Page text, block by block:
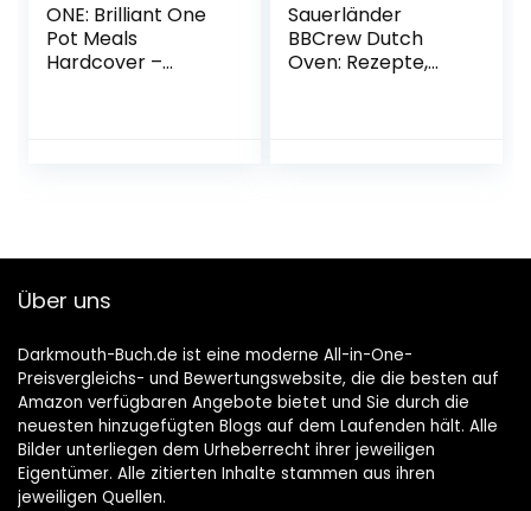
ONE: Brilliant One
Pot Meals
Hardcover –
Sauerländer
BBCrew Dutch
Oven: Rezepte,
Über uns
Darkmouth-Buch.de ist eine moderne All-in-One-
Preisvergleichs- und Bewertungswebsite, die die besten auf
Amazon verfügbaren Angebote bietet und Sie durch die
neuesten hinzugefügten Blogs auf dem Laufenden hält. Alle
Bilder unterliegen dem Urheberrecht ihrer jeweiligen
Eigentümer. Alle zitierten Inhalte stammen aus ihren
jeweiligen Quellen.